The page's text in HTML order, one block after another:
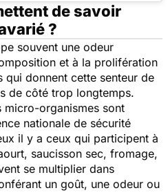
de savoir
?
souvent une odeur
et à la prolifération
qui donnent cette senteur de
de côté trop longtemps.
micro-organismes sont
nationale de sécurité
il y a ceux qui participent à
saucisson sec, fromage,
se multiplier dans
un goût, une odeur ou